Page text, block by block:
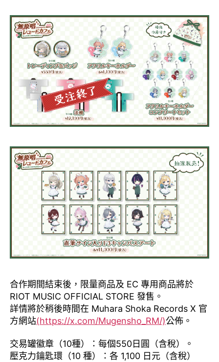
合作期間結束後，限量商品及 EC 專用商品將於
RIOT MUSIC OFFICIAL STORE 發售。
詳情將於稍後時間在 Muhara Shoka Records X 官
方網站(https://x.com/Mugensho_RM/)公佈。
交易罐徽章（10種）：每個550日圓（含稅）。
壓克力鑰匙環（10 種）：各 1,100 日元（含稅）